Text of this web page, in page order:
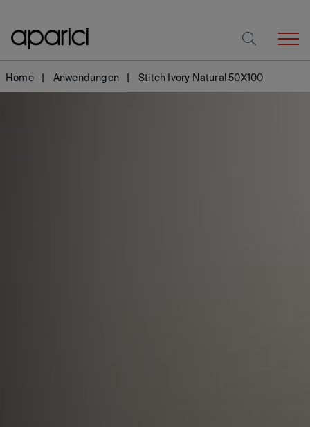
Home Anwendungen Stitch Ivory Natural 50X100